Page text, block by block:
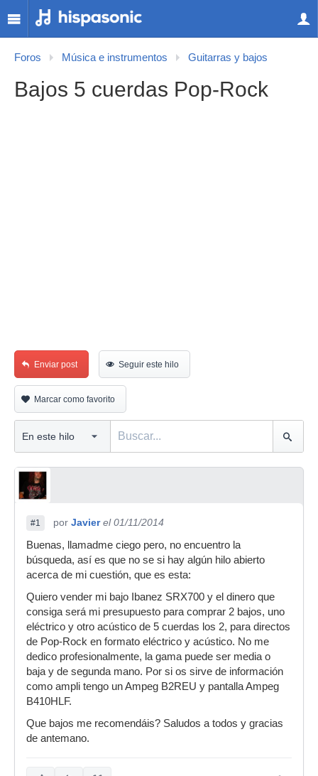
Foros Música e instrumentos Guitarras y bajos
Bajos 5 cuerdas Pop-Rock
Enviar post Seguir este hilo
Marcar como favorito
#1 por Javier el 01/11/2014
Buenas, llamadme ciego pero, no encuentro la
búsqueda, así es que no se si hay algún hilo abierto
acerca de mi cuestión, que es esta:
Quiero vender mi bajo Ibanez SRX700 y el dinero que
consiga será mi presupuesto para comprar 2 bajos, uno
eléctrico y otro acústico de 5 cuerdas los 2, para directos
de Pop-Rock en formato eléctrico y acústico. No me
dedico profesionalmente, la gama puede ser media o
baja y de segunda mano. Por si os sirve de información
como ampli tengo un Ampeg B2REU y pantalla Ampeg
B410HLF.
Que bajos me recomendáis? Saludos a todos y gracias
de antemano.